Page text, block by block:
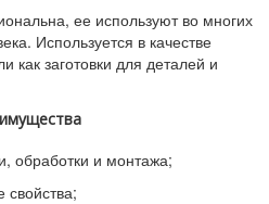
ее используют во многих
Используется в качестве
как заготовки для деталей и
обработки и монтажа;
свойства;